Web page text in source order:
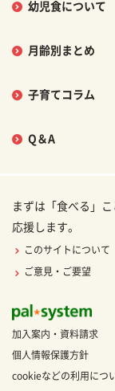
幼児食について
月齢別まとめ
子育てコラム
Q＆A
まずは「食べる」
応援します。
このサイトについて
ご意見・ご要望
加入案内・資料請求
個人情報保護方針
cookieなどの利用につ